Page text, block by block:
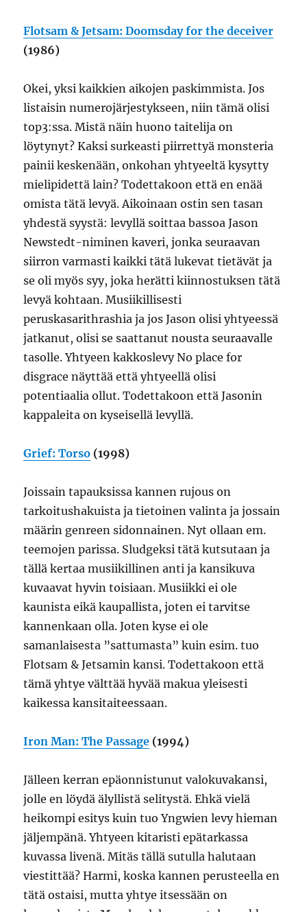
Flotsam & Jetsam: Doomsday for the deceiver
(1986)
Okei, yksi kaikkien aikojen paskimmista. Jos
listaisin numerojärjestykseen, niin tämä olisi
top3:ssa. Mistä näin huono taitelija on
löytynyt? Kaksi surkeasti piirrettyä monsteria
painii keskenään, onkohan yhtyeeltä kysytty
mielipidettä lain? Todettakoon että en enää
omista tätä levyä. Aikoinaan ostin sen tasan
yhdestä syystä: levyllä soittaa bassoa Jason
Newstedt-niminen kaveri, jonka seuraavan
siirron varmasti kaikki tätä lukevat tietävät ja
se oli myös syy, joka herätti kiinnostuksen tätä
levyä kohtaan. Musiikillisesti
peruskasarithrashia ja jos Jason olisi yhtyeessä
jatkanut, olisi se saattanut nousta seuraavalle
tasolle. Yhtyeen kakkoslevy No place for
disgrace näyttää että yhtyeellä olisi
potentiaalia ollut. Todettakoon että Jasonin
kappaleita on kyseisellä levyllä.
Grief: Torso (1998)
Joissain tapauksissa kannen rujous on
tarkoitushakuista ja tietoinen valinta ja jossain
määrin genreen sidonnainen. Nyt ollaan em.
teemojen parissa. Sludgeksi tätä kutsutaan ja
tällä kertaa musiikillinen anti ja kansikuva
kuvaavat hyvin toisiaan. Musiikki ei ole
kaunista eikä kaupallista, joten ei tarvitse
kannenkaan olla. Joten kyse ei ole
samanlaisesta ”sattumasta” kuin esim. tuo
Flotsam & Jetsamin kansi. Todettakoon että
tämä yhtye välttää hyvää makua yleisesti
kaikessa kansitaiteessaan.
Iron Man: The Passage (1994)
Jälleen kerran epäonnistunut valokuvakansi,
jolle en löydä älyllistä selitystä. Ehkä vielä
heikompi esitys kuin tuo Yngwien levy hieman
jäljempänä. Yhtyeen kitaristi epätarkassa
kuvassa livenä. Mitäs tällä sutulla halutaan
viestittää? Harmi, koska kannen perusteella en
tätä ostaisi, mutta yhtye itsessään on